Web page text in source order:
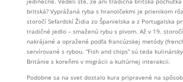
britská? Vyprážaná ryba s hranolčekmi je prienikom
storočí Sefardskí Židia zo Španielska a z Portugalska
tradičné jedlo – smaženú rybu s pivom. Až v 19.
nakrájané a opražené podľa francúzskej metódy
servírované s rybou. “Fish and chips” sú teda
Británie s koreňmi v migrácii a kultúrnej interakcii.
Podobne sa na svet dostalo kura pripravené na